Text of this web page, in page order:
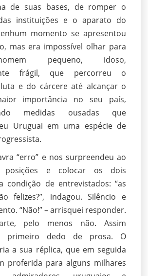
de suas bases, de romper o
instituições e o aparato do
momento se apresentou
mas era impossível olhar para
pequeno, idoso,
frágil, que percorreu o
e do cárcere até alcançar o
importância no seu país,
medidas ousadas que
Uruguai em uma espécie de
“erro” e nos surpreendeu ao
posições e colocar os dois
condição de entrevistados: “as
felizes?”, indagou. Silêncio e
“Não!” – arrisquei responder.
pelo menos não. Assim
primeiro dedo de prosa. O
a sua réplica, que em seguida
proferida para alguns milhares